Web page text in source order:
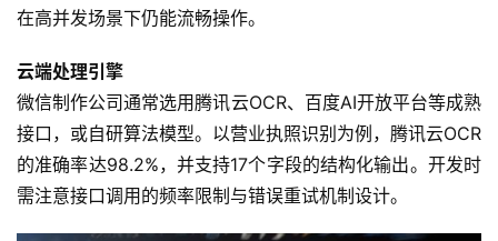
在高并发场景下仍能流畅操作。
云端处理引擎
微信制作公司通常选用腾讯云OCR、百度AI开放平台等成熟
接口，或自研算法模型。以营业执照识别为例，腾讯云OCR
的准确率达98.2%，并支持17个字段的结构化输出。开发时
需注意接口调用的频率限制与错误重试机制设计。